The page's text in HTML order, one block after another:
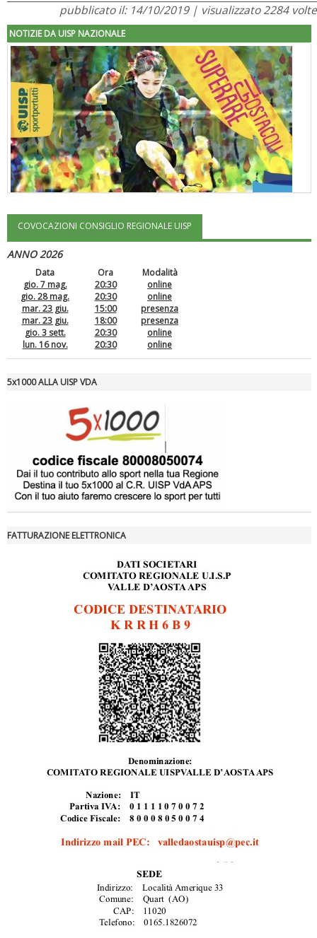
pubblicato il: 14/10/2019 | visualizzato 2284 volte
NOTIZIE DA UISP NAZIONALE
"Superare gli ostacoli": la relazione di Tiziano Pesce al CN Uisp
Luglio 2026: "Pensando con i piedi, si possono fare le
rivoluzioni"
Tiziano Pesce a Radio InBlu2000 traccia il bilancio della stagione
Ddl Lobby, Uisp: “Il Parlamento valorizzi le nostre specificità"
COVOCAZIONI CONSIGLIO REGIONALE UISP
ANNO 2026
Data
gio. 7 mag.
gio. 28 mag.
mar. 23 giu.
mar. 23 giu.
gio. 3 sett.
lun. 16 nov.
Ora
20:30
20:30
15:00
18:00
20:30
20:30
Modalità
online
online
presenza
presenza
online
online
5x1000 ALLA UISP VDA
FATTURAZIONE ELETTRONICA